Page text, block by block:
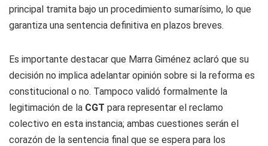
principal tramita bajo un procedimiento sumarísimo, lo que
garantiza una sentencia definitiva en plazos breves.
Es importante destacar que Marra Giménez aclaró que su
decisión no implica adelantar opinión sobre si la reforma es
constitucional o no. Tampoco validó formalmente la
legitimación de la CGT para representar el reclamo
colectivo en esta instancia; ambas cuestiones serán el
corazón de la sentencia final que se espera para los